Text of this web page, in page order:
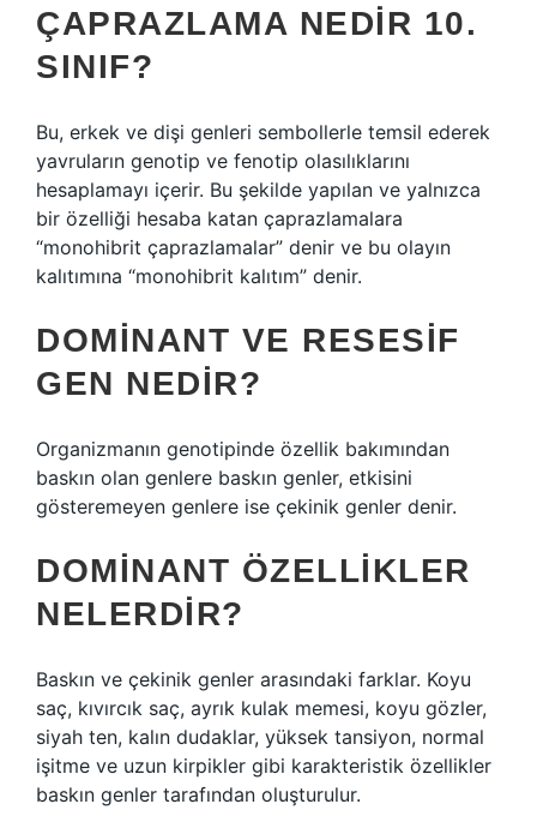
ÇAPRAZLAMA NEDIR 10.
SINIF?
Bu, erkek ve dişi genleri sembollerle temsil ederek
yavruların genotip ve fenotip olasılıklarını
hesaplamayı içerir. Bu şekilde yapılan ve yalnızca
bir özelliği hesaba katan çaprazlamalara
“monohibrit çaprazlamalar” denir ve bu olayın
kalıtımına “monohibrit kalıtım” denir.
DOMINANT VE RESESIF
GEN NEDIR?
Organizmanın genotipinde özellik bakımından
baskın olan genlere baskın genler, etkisini
gösteremeyen genlere ise çekinik genler denir.
DOMINANT ÖZELLIKLER
NELERDIR?
Baskın ve çekinik genler arasındaki farklar. Koyu
saç, kıvırcık saç, ayrık kulak memesi, koyu gözler,
siyah ten, kalın dudaklar, yüksek tansiyon, normal
işitme ve uzun kirpikler gibi karakteristik özellikler
baskın genler tarafından oluşturulur.